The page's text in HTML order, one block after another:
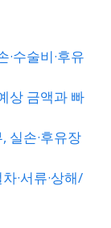
수술비·후유
상 금액과 빠
실손·후유장
·서류·상해/